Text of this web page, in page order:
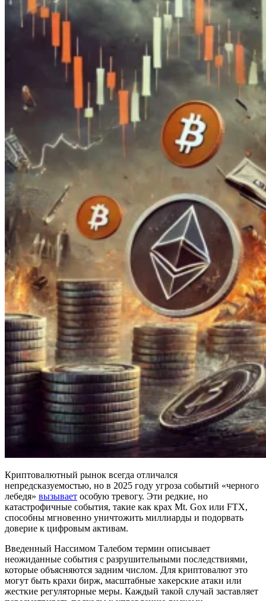
Криптовалютный рынок всегда отличался
непредсказуемостью, но в 2025 году угроза событий «черного
лебедя» вызывает особую тревогу. Эти редкие, но
катастрофичные события, такие как крах Mt. Gox или FTX,
способны мгновенно уничтожить миллиарды и подорвать
доверие к цифровым активам.
Введенный Нассимом Талебом термин описывает
неожиданные события с разрушительными последствиями,
которые объясняются задним числом. Для криптовалют это
могут быть крахи бирж, масштабные хакерские атаки или
жесткие регуляторные меры. Каждый такой случай заставляет